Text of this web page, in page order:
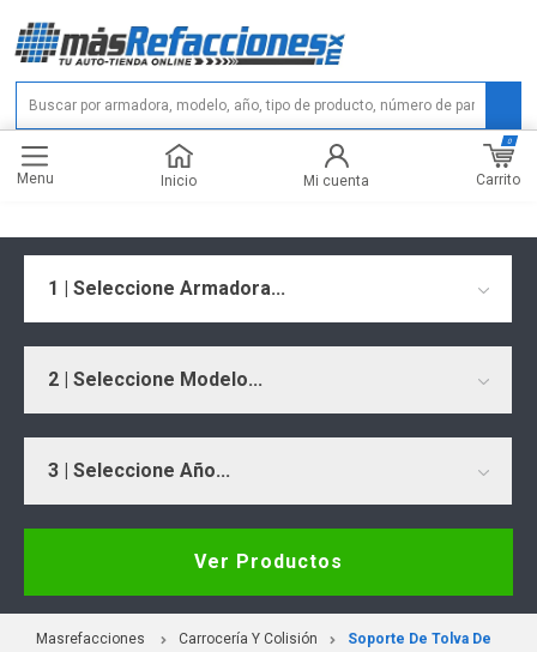
Menu Inicio Mi cuenta Carrito
0
1 | Seleccione Armadora...
2 | Seleccione Modelo...
3 | Seleccione Año...
Ver Productos
Masrefacciones Carrocería Y Colisión
Soporte De Tolva De